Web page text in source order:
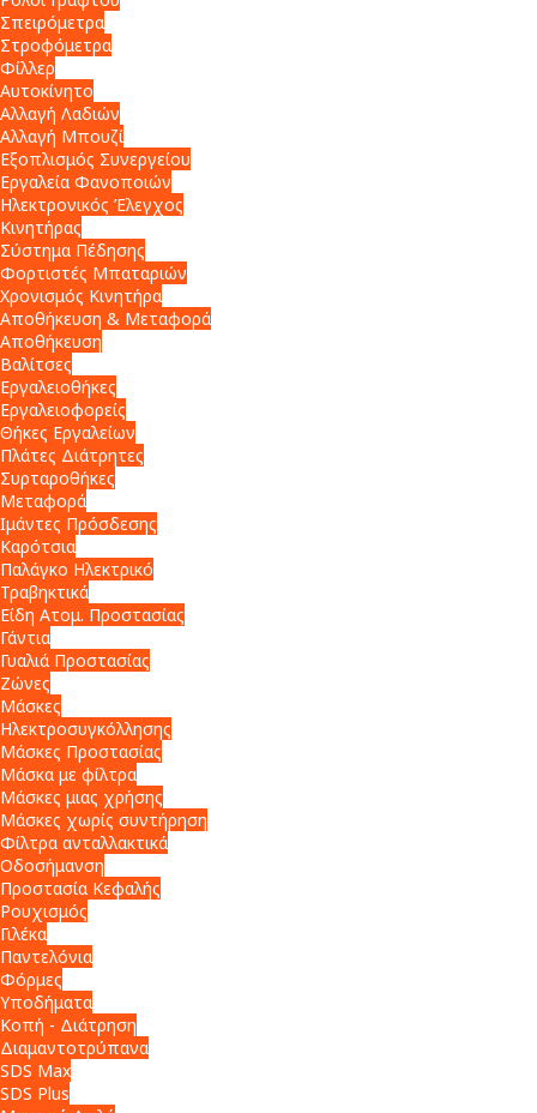
Σπειρόμετρα
Στροφόμετρα
Φίλλερ
Αυτοκίνητο
Αλλαγή Λαδιών
Αλλαγή Μπουζί
Εξοπλισμός Συνεργείου
Εργαλεία Φανοποιών
Ηλεκτρονικός Έλεγχος
Κινητήρας
Σύστημα Πέδησης
Φορτιστές Μπαταριών
Χρονισμός Κινητήρα
Αποθήκευση & Μεταφορά
Αποθήκευση
Βαλίτσες
Εργαλειοθήκες
Εργαλειοφορείς
Θήκες Εργαλείων
Πλάτες Διάτρητες
Συρταροθήκες
Μεταφορά
Ιμάντες Πρόσδεσης
Καρότσια
Παλάγκο Ηλεκτρικό
Τραβηκτικά
Είδη Ατομ. Προστασίας
Γάντια
Γυαλιά Προστασίας
Ζώνες
Μάσκες
Ηλεκτροσυγκόλλησης
Μάσκες Προστασίας
Μάσκα με φίλτρα
Μάσκες μιας χρήσης
Μάσκες χωρίς συντήρηση
Φίλτρα ανταλλακτικά
Οδοσήμανση
Προστασία Κεφαλής
Ρουχισμός
Γιλέκα
Παντελόνια
Φόρμες
Υποδήματα
Κοπή - Διάτρηση
Διαμαντοτρύπανα
SDS Max
SDS Plus